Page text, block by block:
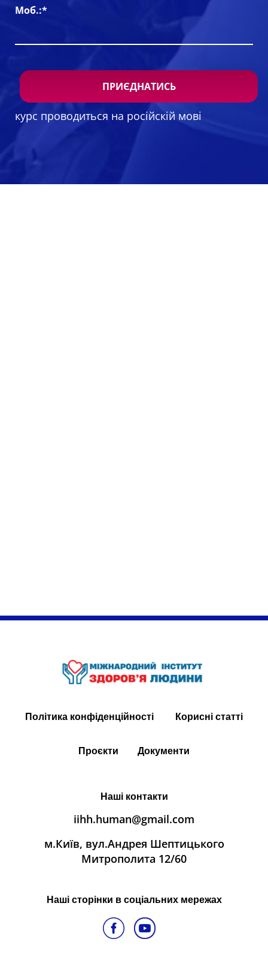
Моб.:*
курс проводиться на російскій мові
Політика конфіденційності Корисні статті
Проєкти Документи
Наші контакти
iihh.human@gmail.com
м.Київ, вул.Андрея Шептицького
Митрополита 12/60
Наші сторінки в соціальних мережах